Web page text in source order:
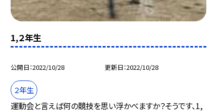
1,２年生
公開日 2022/10/28 更新日 2022/10/28
２年生
運動会と言えば何の競技を思い浮かべますか？そうです、1,